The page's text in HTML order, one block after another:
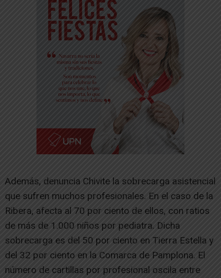
Además, denuncia Chivite la sobrecarga asistencial
que sufren muchos profesionales. En el caso de la
Ribera, afecta al 70 por ciento de ellos, con ratios
de más de 1.000 niños por pediatra. Dicha
sobrecarga es del 50 por ciento en Tierra Estella y
del 32 por ciento en la Comarca de Pamplona. El
número de cartillas por profesional oscila entre